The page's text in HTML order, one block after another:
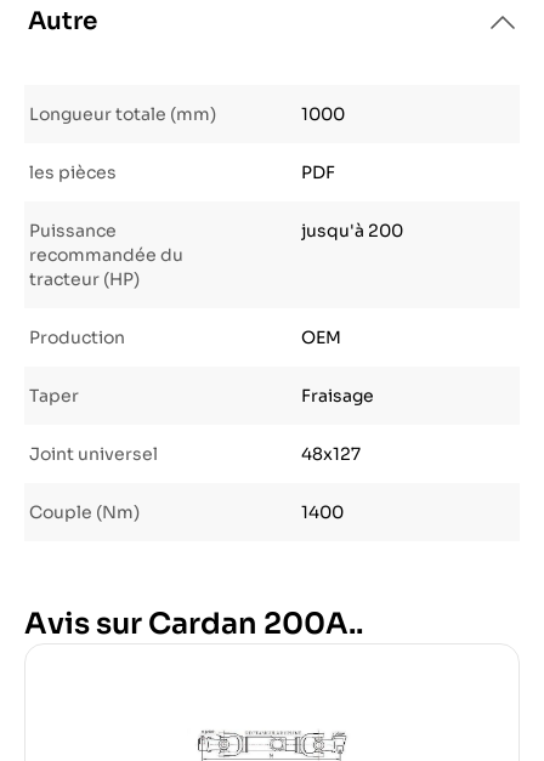
Autre
Longueur totale (mm) 1000
les pièces PDF
Puissance
recommandée du
tracteur (HP)
jusqu'à 200
Production OEM
Taper Fraisage
Joint universel 48x127
Couple (Nm) 1400
Avis sur Cardan 200A..